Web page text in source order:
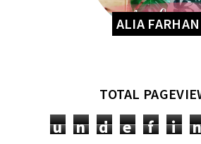
ALIA FARHAN
TOTAL
u n d e f i